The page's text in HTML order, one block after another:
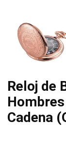
Reloj de
Cadena